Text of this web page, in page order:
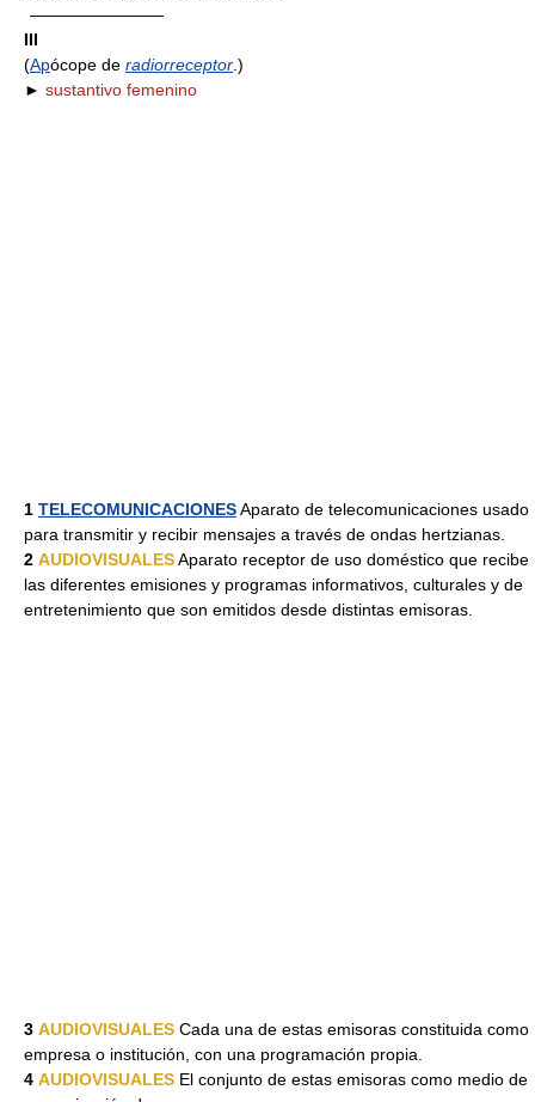
————————
III
(Apócope de radiorreceptor .)
► sustantivo femenino
1 TELECOMUNICACIONESAparato de telecomunicaciones usado
para transmitir y recibir mensajes a través de ondas hertzianas.
2 AUDIOVISUALESAparato receptor de uso doméstico que recibe
las diferentes emisiones y programas informativos, culturales y de
entretenimiento que son emitidos desde distintas emisoras.
3 AUDIOVISUALES Cada una de estas emisoras constituida como
empresa o institución, con una programación propia.
4 AUDIOVISUALES El conjunto de estas emisoras como medio de